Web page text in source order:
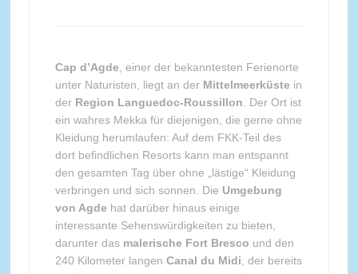
Cap d’Agde , einer der bekanntesten Ferienorte
unter Naturisten, liegt an der Mittelmeerküste in
der Region Languedoc-Roussillon . Der Ort ist
ein wahres Mekka für diejenigen, die gerne ohne
Kleidung herumlaufen: Auf dem FKK-Teil des
dort befindlichen Resorts kann man entspannt
den gesamten Tag über ohne „lästige“ Kleidung
verbringen und sich sonnen. Die Umgebung
von Agde hat darüber hinaus einige
interessante Sehenswürdigkeiten zu bieten,
darunter das malerische Fort Bresco und den
240 Kilometer langen Canal du Midi , der bereits